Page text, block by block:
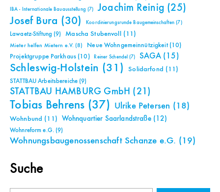
IBA - Internationale Bauausstellung (7) Joachim Reinig (25)
Josef Bura (30) Koordinierungsrunde Baugemeinschaften (7)
Lawaetz-Stiftung (9) Mascha Stubenvoll (11)
Mieter helfen Mietern e.V. (8) Neue Wohngemeinnützigkeit(10)
Projektgruppe Parkhaus (10) Reiner Schendel (7) SAGA(15)
Schleswig-Holstein (31) Solidarfond (11)
STATTBAU Arbeitsbereiche (9)
STATTBAU HAMBURG GmbH (21)
Tobias Behrens (37) Ulrike Petersen (18)
Wohnbund (11) Wohnquartier Saarlandstraße(12)
Wohnreform e.G.(9)
Wohnungsbaugenossenschaft Schanze e.G. (19)
Suche